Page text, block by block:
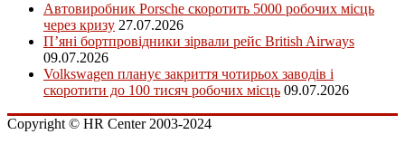
Автовиробник Porsche скоротить 5000 робочих місць
через кризу 27.07.2026
П’яні бортпровідники зірвали рейс British Airways
09.07.2026
Volkswagen планує закриття чотирьох заводів і
скоротити до 100 тисяч робочих місць 09.07.2026
Copyright © HR Center 2003-2024